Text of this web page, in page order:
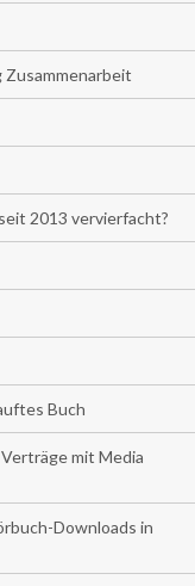
2013 vervierfacht?
Buch
mit Media
Downloads in